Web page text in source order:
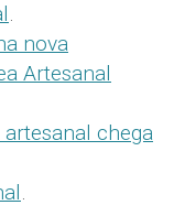
.
nova
Artesanal
chega
.